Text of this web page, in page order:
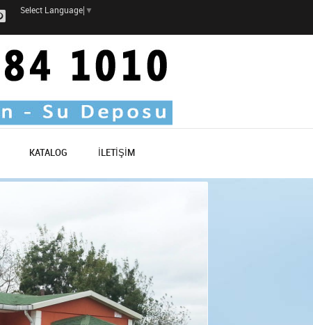
Select Language ▼
KATALOG İLETİŞİM